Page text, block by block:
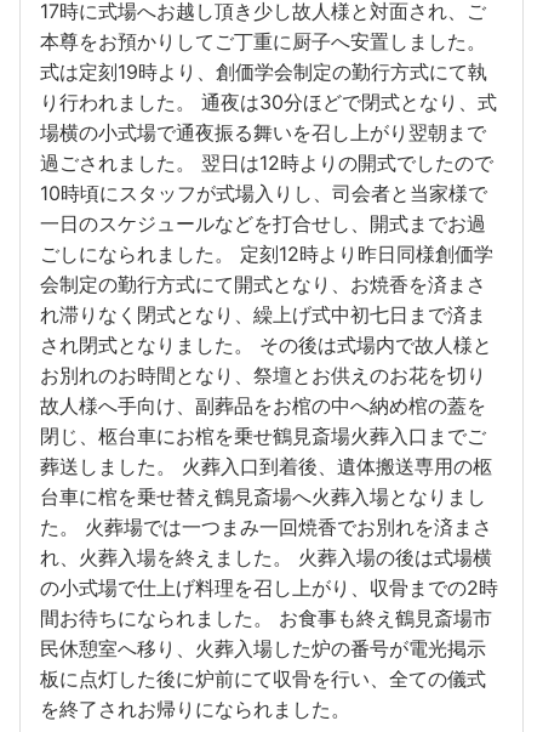
17時に式場へお越し頂き少し故人様と対面され、ご
本尊をお預かりしてご丁重に厨子へ安置しました。
式は定刻19時より、創価学会制定の勤行方式にて執
り行われました。 通夜は30分ほどで閉式となり、式
場横の小式場で通夜振る舞いを召し上がり翌朝まで
過ごされました。 翌日は12時よりの開式でしたので
10時頃にスタッフが式場入りし、司会者と当家様で
一日のスケジュールなどを打合せし、開式までお過
ごしになられました。 定刻12時より昨日同様創価学
会制定の勤行方式にて開式となり、お焼香を済まさ
れ滞りなく閉式となり、繰上げ式中初七日まで済ま
され閉式となりました。 その後は式場内で故人様と
お別れのお時間となり、祭壇とお供えのお花を切り
故人様へ手向け、副葬品をお棺の中へ納め棺の蓋を
閉じ、柩台車にお棺を乗せ鶴見斎場火葬入口までご
葬送しました。 火葬入口到着後、遺体搬送専用の柩
台車に棺を乗せ替え鶴見斎場へ火葬入場となりまし
た。 火葬場では一つまみ一回焼香でお別れを済まさ
れ、火葬入場を終えました。 火葬入場の後は式場横
の小式場で仕上げ料理を召し上がり、収骨までの2時
間お待ちになられました。 お食事も終え鶴見斎場市
民休憩室へ移り、火葬入場した炉の番号が電光掲示
板に点灯した後に炉前にて収骨を行い、全ての儀式
を終了されお帰りになられました。